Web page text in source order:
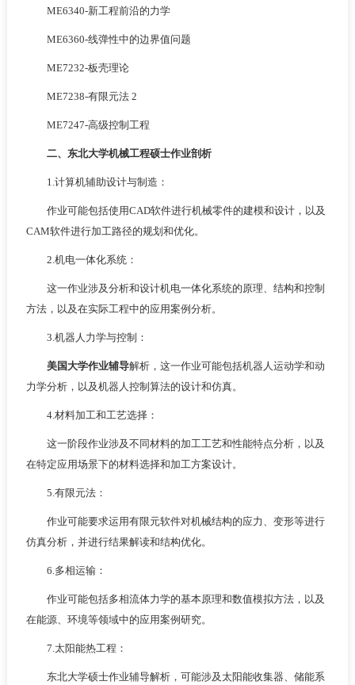
ME6340-新工程前沿的力学
ME6360-线弹性中的边界值问题
ME7232-板壳理论
ME7238-有限元法 2
ME7247-高级控制工程
二、东北大学机械工程硕士作业剖析
1.计算机辅助设计与制造：
作业可能包括使用CAD软件进行机械零件的建模和设计，以及
CAM软件进行加工路径的规划和优化。
2.机电一体化系统：
这一作业涉及分析和设计机电一体化系统的原理、结构和控制
方法，以及在实际工程中的应用案例分析。
3.机器人力学与控制：
美国大学作业辅导解析，这一作业可能包括机器人运动学和动
力学分析，以及机器人控制算法的设计和仿真。
4.材料加工和工艺选择：
这一阶段作业涉及不同材料的加工工艺和性能特点分析，以及
在特定应用场景下的材料选择和加工方案设计。
5.有限元法：
作业可能要求运用有限元软件对机械结构的应力、变形等进行
仿真分析，并进行结果解读和结构优化。
6.多相运输：
作业可能包括多相流体力学的基本原理和数值模拟方法，以及
在能源、环境等领域中的应用案例研究。
7.太阳能热工程：
东北大学硕士作业辅导解析，可能涉及太阳能收集器、储能系